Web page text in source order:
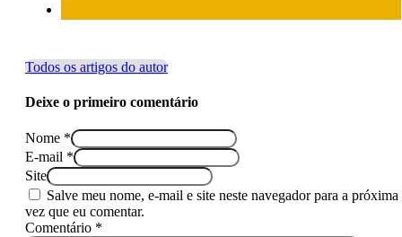
Todos os artigos do autor
Deixe o primeiro comentário
Nome *
E-mail *
Site
Salve meu nome, e-mail e site neste navegador para a próxima
vez que eu comentar.
Comentário *